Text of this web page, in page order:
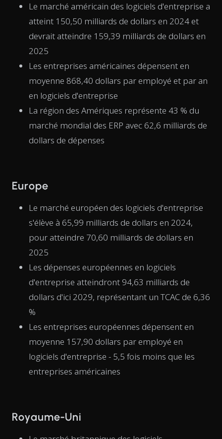
Le marché américain des logiciels d'entreprise a
atteint 150,50 milliards de dollars en 2024 et
devrait atteindre 159,39 milliards de dollars en
2025
Les entreprises américaines dépensent en
moyenne 868,40 dollars par employé et par an
en logiciels d'entreprise
La région des Amériques représente 43 % du
marché mondial des ERP avec 62,6 milliards de
dollars de dépenses
Europe
Le marché européen des logiciels d'entreprise
s'élève à 65,99 milliards de dollars en 2024,
pour atteindre 70,60 milliards de dollars en
2025
Les dépenses européennes en logiciels
d'entreprise atteindront 94,63 milliards de
dollars d'ici 2029, représentant un TCAC de 6,36
%
Les entreprises européennes dépensent en
moyenne 157,90 dollars par employé en
logiciels d'entreprise - 5,5 fois moins que les
entreprises américaines
Royaume-Uni